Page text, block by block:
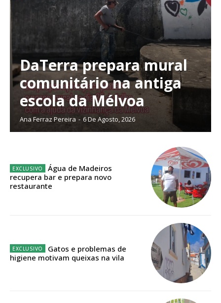
Planos de Assinatura
Sendo assinante terá acesso a todos os conteúdos exclusivos e versões
digitais.
Escolha o plano de assinatura desejado:
ASSINATURA
IMPRESSA
DaTerra prepara mural
comunitário na antiga
escola da Mélvoa
Ana Ferraz Pereira - 6 De Agosto, 2026
Água de Madeiros
recupera bar e prepara novo
restaurante
Gatos e problemas de
higiene motivam queixas na vila